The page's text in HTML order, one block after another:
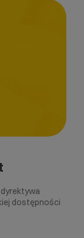
dostępności